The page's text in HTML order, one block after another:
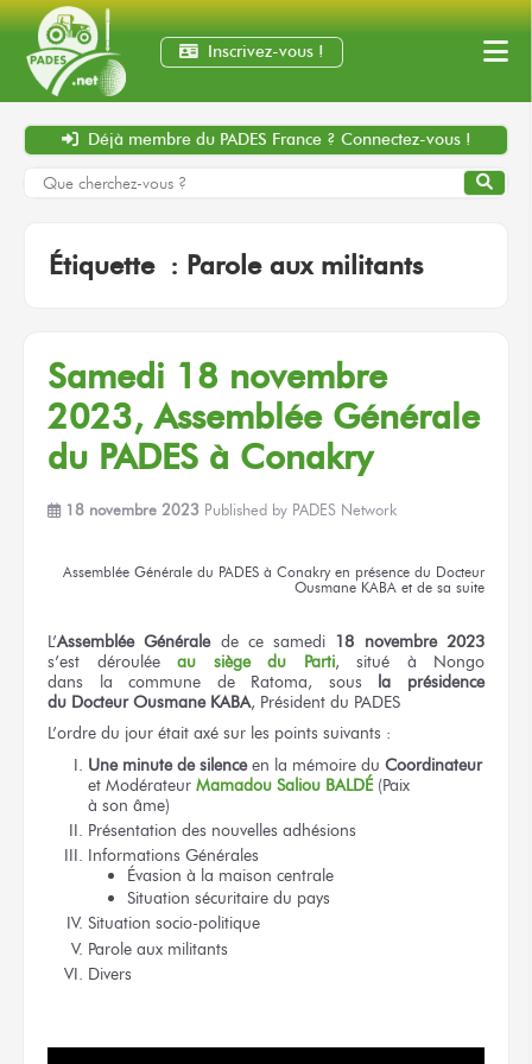
Inscrivez-vous !
Déjà membre du PADES France ? Connectez-vous !
Étiquette : Parole aux militants
Samedi 18 novembre
2023, Assemblée Générale
du PADES à Conakry
18 novembre 2023 Published by PADES Network
Assemblée Générale du PADES à Conakry en présence du Docteur
Ousmane KABA et de sa suite
L’Assemblée Générale de ce samedi 18 novembre2023
s’est déroulée
au siège du Parti, situé à Nongo
dans la commune
de Ratoma, sous la présidence
du Docteur Ousmane KABA, Président du PADES
L’ordre du jour était axé sur les points suivants :
Une minute de silence en la mémoire du Coordinateur
et Modérateur Mamadou Saliou BALDÉ(Paix
à son âme)
Présentation des nouvelles adhésions
Informations Générales
Évasionà la maison centrale
Situation sécuritairedu pays
Situation socio-politique
Parole aux militants
Divers